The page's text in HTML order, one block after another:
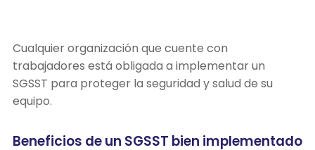
Cualquier organización que cuente con
trabajadores está obligada a implementar un
SGSST para proteger la seguridad y salud de su
equipo.
Beneficios de un SGSST bien implementado